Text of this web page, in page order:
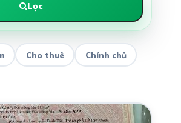
Lọc
Cho thuê Chính chủ